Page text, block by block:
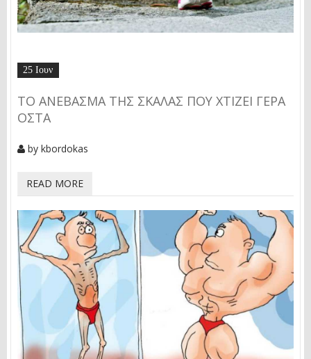
25 Ιουν
ΤΟ ΑΝΈΒΑΣΜΑ ΤΗΣ ΣΚΆΛΑΣ ΠΟΥ ΧΤΊΖΕΙ ΓΕΡΆ
ΟΣΤΆ
by kbordokas
READ MORE